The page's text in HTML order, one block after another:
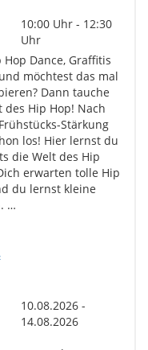
10:00 Uhr - 12:30
Uhr
Dance, Graffitis
möchtest das mal
Dann tauche
Hip Hop! Nach
Stärkung
los! Hier lernst du
die Welt des Hip
erwarten tolle Hip
du lernst kleine
…
10.08.2026 -
14.08.2026